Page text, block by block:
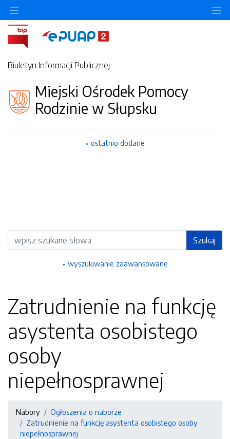
Biuletyn Informacji Publicznej
Miejski Ośrodek Pomocy
Rodzinie w Słupsku
ostatnio dodane
Wyszukiwarka Szukaj
wyszukiwanie zaawansowane
Zatrudnienie na funkcję
asystenta osobistego
osoby
niepełnosprawnej
Nabory
Ogłoszenia o naborze
Zatrudnienie na funkcję asystenta osobistego osoby
niepełnosprawnej